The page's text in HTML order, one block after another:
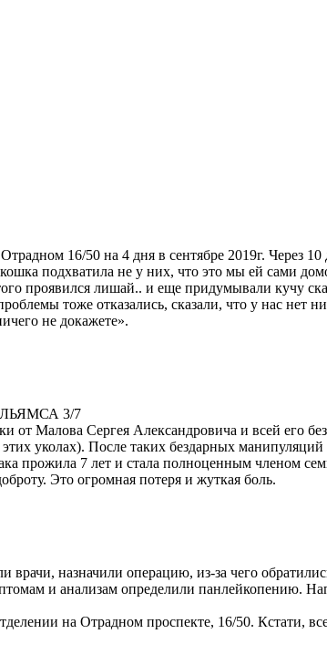
16/50 на 4 дня в сентябре 2019г.
подхватила не у них, что это мы ей сами
проявился лишай.. и еще придумывали кучу
тоже отказались, сказали, что у нас нет
не докажете».
3/7
от Малова Сергея Александровича и всей его
уколах). После таких бездарных манипуляций
прожила 7 лет и стала полноценным членом
Это огромная потеря и жуткая боль.
врачи, назначили операцию, из-за чего
и анализам определили панлейкопению.
на Отрадном проспекте, 16/50. Кстати,